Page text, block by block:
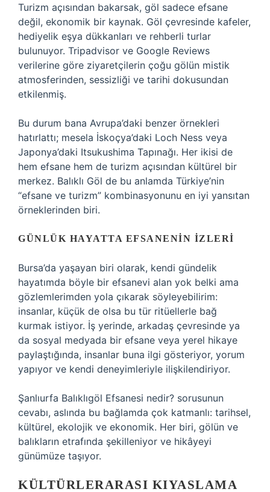
Turizm açısından bakarsak, göl sadece efsane
değil, ekonomik bir kaynak. Göl çevresinde kafeler,
hediyelik eşya dükkanları ve rehberli turlar
bulunuyor. Tripadvisor ve Google Reviews
verilerine göre ziyaretçilerin çoğu gölün mistik
atmosferinden, sessizliği ve tarihi dokusundan
etkilenmiş.
Bu durum bana Avrupa’daki benzer örnekleri
hatırlattı; mesela İskoçya’daki Loch Ness veya
Japonya’daki Itsukushima Tapınağı. Her ikisi de
hem efsane hem de turizm açısından kültürel bir
merkez. Balıklı Göl de bu anlamda Türkiye’nin
“efsane ve turizm” kombinasyonunu en iyi yansıtan
örneklerinden biri.
GÜNLÜK HAYATTA EFSANENIN İZLERI
Bursa’da yaşayan biri olarak, kendi gündelik
hayatımda böyle bir efsanevi alan yok belki ama
gözlemlerimden yola çıkarak söyleyebilirim:
insanlar, küçük de olsa bu tür ritüellerle bağ
kurmak istiyor. İş yerinde, arkadaş çevresinde ya
da sosyal medyada bir efsane veya yerel hikaye
paylaştığında, insanlar buna ilgi gösteriyor, yorum
yapıyor ve kendi deneyimleriyle ilişkilendiriyor.
Şanlıurfa Balıklıgöl Efsanesi nedir? sorusunun
cevabı, aslında bu bağlamda çok katmanlı: tarihsel,
kültürel, ekolojik ve ekonomik. Her biri, gölün ve
balıkların etrafında şekilleniyor ve hikâyeyi
günümüze taşıyor.
KÜLTÜRLERARASI KIYASLAMA